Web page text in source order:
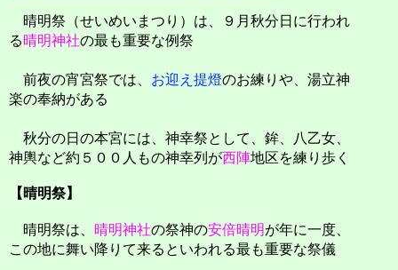
晴明祭（せいめいまつり）は、９月秋分日に行われ
る晴明神社の最も重要な例祭
前夜の宵宮祭では、 お迎え提燈のお練りや、湯立神
楽の奉納がある
秋分の日の本宮には、神幸祭として、鉾、八乙女、
神輿など約５００人もの神幸列が西陣地区を練り歩く
【晴明祭】
晴明祭は、 晴明神社の祭神の安倍晴明が年に一度、
この地に舞い降りて来るといわれる最も重要な祭儀